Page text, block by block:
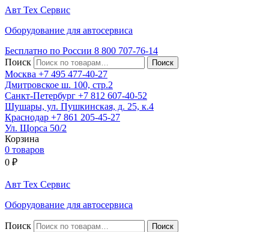
Авт Тех Сервис
Оборудование для автосервиса
Бесплатно по России 8 800 707-76-14
Поиск
Москва +7 495 477-40-27
Дмитровское ш. 100, стр.2
Санкт-Петербург +7 812 607-40-52
Шушары, ул. Пушкинская, д. 25, к.4
Краснодар +7 861 205-45-27
Ул. Щорса 50/2
Корзина
0 товаров
0 ₽
Авт Тех Сервис
Оборудование для автосервиса
Поиск